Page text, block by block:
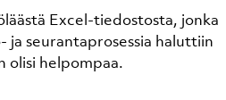
Excel-tiedostosta, jonka
ja seurantaprosessia haluttiin
olisi helpompaa.